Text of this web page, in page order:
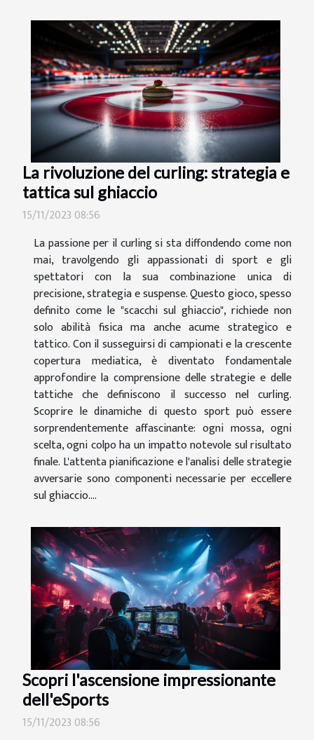
La rivoluzione del curling: strategia e
tattica sul ghiaccio
15/11/2023 08:56
La passione per il curling si sta diffondendo come non
mai, travolgendo gli appassionati di sport e gli
spettatori con la sua combinazione unica di
precisione, strategia e suspense. Questo gioco, spesso
definito come le "scacchi sul ghiaccio", richiede non
solo abilità fisica ma anche acume strategico e
tattico. Con il susseguirsi di campionati e la crescente
copertura mediatica, è diventato fondamentale
approfondire la comprensione delle strategie e delle
tattiche che definiscono il successo nel curling.
Scoprire le dinamiche di questo sport può essere
sorprendentemente affascinante: ogni mossa, ogni
scelta, ogni colpo ha un impatto notevole sul risultato
finale. L'attenta pianificazione e l'analisi delle strategie
avversarie sono componenti necessarie per eccellere
sul ghiaccio....
Scopri l'ascensione impressionante
dell'eSports
15/11/2023 08:56